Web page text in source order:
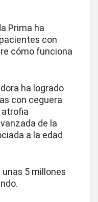
Prima ha
con
cómo funciona
ha logrado
con ceguera
atrofia
de la
a la edad
5 millones